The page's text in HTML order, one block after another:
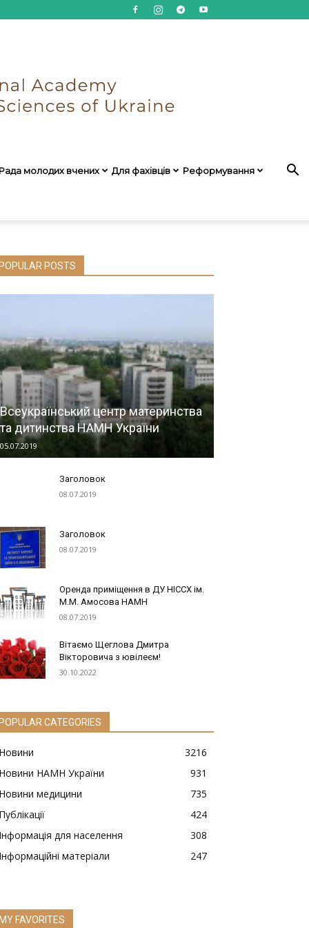
Рада молодих вчених Для фахівців Реформування
POPULAR POSTS
Всеукраїнський центр материнства
та дитинства НАМН України
05.07.2019
Заголовок
08.07.2019
Заголовок
08.07.2019
Оренда приміщення в ДУ НІССХ ім.
М.М. Амосова НАМН
08.07.2019
Вітаємо Щеглова Дмитра
Вікторовича з ювілеєм!
30.10.2022
POPULAR CATEGORIES
Новини
3216
Новини НАМН України
931
Новини медицини
735
Публікації
424
Інформація для населення
308
Інформаційні матеріали
247
MY FAVORITES